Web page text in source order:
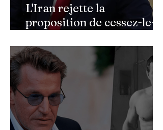
L'Iran rejette la
proposition de cessez-le-